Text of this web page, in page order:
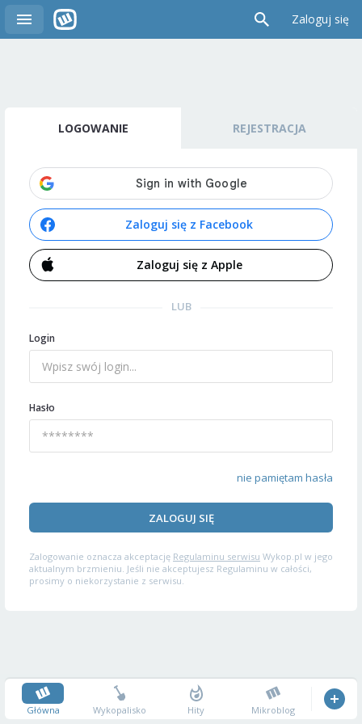
Zaloguj się
LOGOWANIE REJESTRACJA
Zaloguj się z Facebook
Zaloguj się z Apple
LUB
Login
Hasło
nie pamiętam hasła
ZALOGUJ SIĘ
Zalogowanie oznacza akceptację Regulaminu serwisu Wykop.pl w jego
aktualnym brzmieniu. Jeśli nie akceptujesz Regulaminu w całości,
prosimy o niekorzystanie z serwisu.
Główna Wykopalisko Hity Mikroblog